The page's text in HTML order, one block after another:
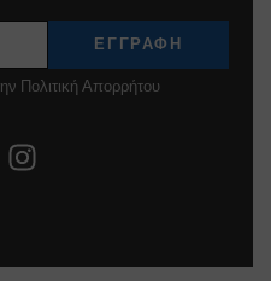
Πολιτική Απορρήτου